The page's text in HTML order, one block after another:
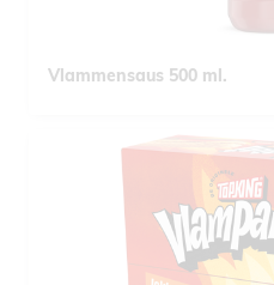
Vlammensaus 500 ml.